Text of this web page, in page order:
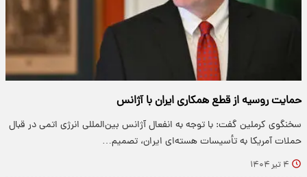
حمایت روسیه از قطع همکاری ایران با آژانس
سخنگوی کرملین گفت: با توجه به انفعال آژانس بین‌المللی انرژی اتمی در قبال
حملات آمریکا به تأسیسات هسته‌ای ایران،‌ تصمیم…
۴ تیر ۱۴۰۴